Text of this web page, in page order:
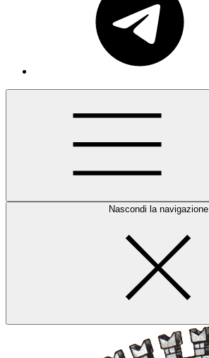
Nascondi la navigazione